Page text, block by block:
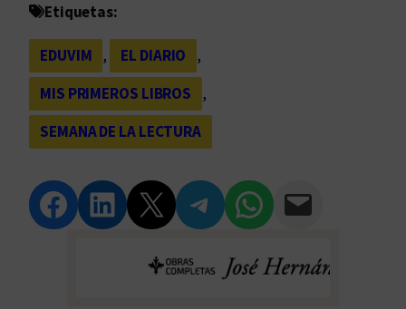
Etiquetas:
EDUVIM , EL DIARIO
,
MIS PRIMEROS LIBROS
,
SEMANA DE LA LECTURA
Compartir en Facebook Compartir en LinkedIn Compartir en Twitter Compartir en Telegram Compartir en WhatsApp Compartir vía Email